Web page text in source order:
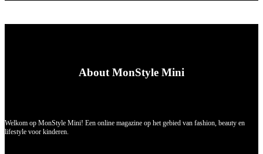
About MonStyle Mini
Welkom op MonStyle Mini! Een online magazine op het gebied van fashion, beauty en
lifestyle voor kinderen.